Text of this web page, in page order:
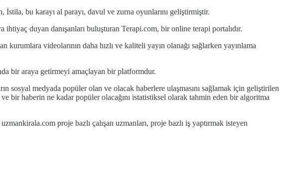
bu karayı al parayı, davul ve zurna oyunlarını geliştirmiştir.
duyan danışanları buluşturan Terapi.com, bir online terapi portalıdır.
videolarının daha hızlı ve kaliteli yayın olanağı sağlarken yayınlama
bir araya getirmeyi amaçlayan bir platformdur.
sosyal medyada popüler olan ve olacak haberlere ulaşmasını sağlamak için geliştirilen
bir haberin ne kadar popüler olacağını istatistiksel olarak tahmin eden bir algoritma
proje bazlı çalışan uzmanları, proje bazlı iş yaptırmak isteyen